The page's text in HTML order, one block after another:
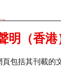
證 美股指數
明（香港
頁包括其刊載的